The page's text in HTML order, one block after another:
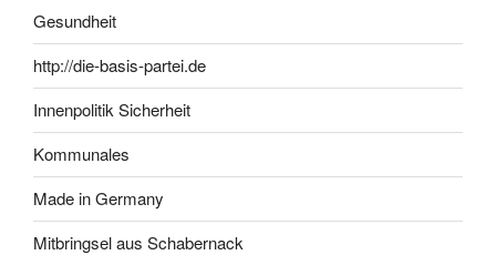
Gesundheit
http://die-basis-partei.de
Innenpolitik Sicherheit
Kommunales
Made in Germany
Mitbringsel aus Schabernack